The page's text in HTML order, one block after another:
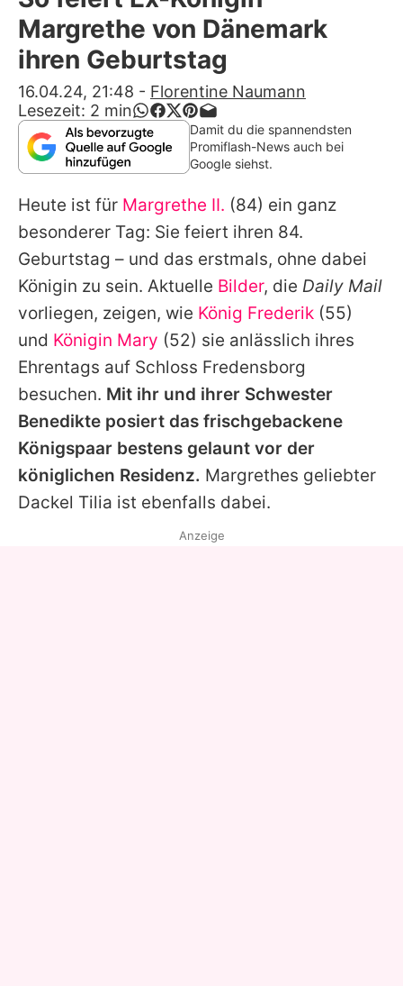
Alle Themen auf Promiflash
Jobs
App runterladen
Team
Redaktionelle Richtlinien
Impressum
Datenschutzerklärung
Nutzungsbedingungen
Utiq verwalten
Margrethe von Dänemark
ihren Geburtstag
16.04.24, 21:48 - Florentine Naumann
Lesezeit: 2 min
Damit du die spannendsten
Promiflash-News auch bei
Google siehst.
Heute ist für Margrethe II. (84) ein ganz
besonderer Tag: Sie feiert ihren 84.
Geburtstag – und das erstmals, ohne dabei
Königin zu sein. Aktuelle Bilder, die Daily Mail
vorliegen, zeigen, wie König Frederik (55)
und Königin Mary (52) sie anlässlich ihres
Ehrentags auf Schloss Fredensborg
besuchen. Mit ihr und ihrer Schwester
Benedikte posiert das frischgebackene
Königspaar bestens gelaunt vor der
königlichen Residenz. Margrethes geliebter
Dackel Tilia ist ebenfalls dabei.
Anzeige